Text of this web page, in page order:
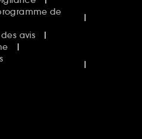
de
avis